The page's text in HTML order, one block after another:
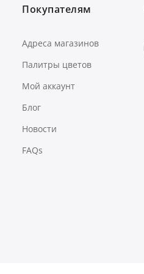
Покупателям
Адреса магазинов
Палитры цветов
Мой аккаунт
Блог
Новости
FAQs